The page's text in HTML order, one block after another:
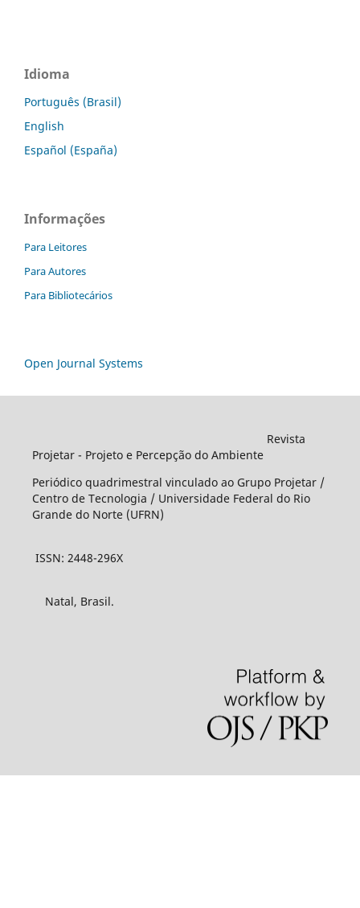
Idioma
Português (Brasil)
English
Español (España)
Informações
Para Leitores
Para Autores
Para Bibliotecários
Open Journal Systems
Revista
Projetar - Projeto e Percepção do Ambiente
Periódico quadrimestral vinculado ao Grupo Projetar /
Centro de Tecnologia / Universidade Federal do Rio
Grande do Norte (UFRN)
ISSN: 2448-296X
Natal, Brasil.